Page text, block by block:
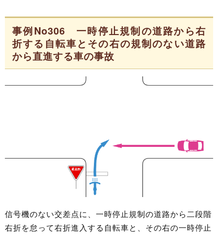
事例No306 一時停止規制の道路から右
折する自転車とその右の規制のない道路
から直進する車の事故
信号機のない交差点に、一時停止規制の道路から二段階
右折を怠って右折進入する自転車と、その右の一時停止